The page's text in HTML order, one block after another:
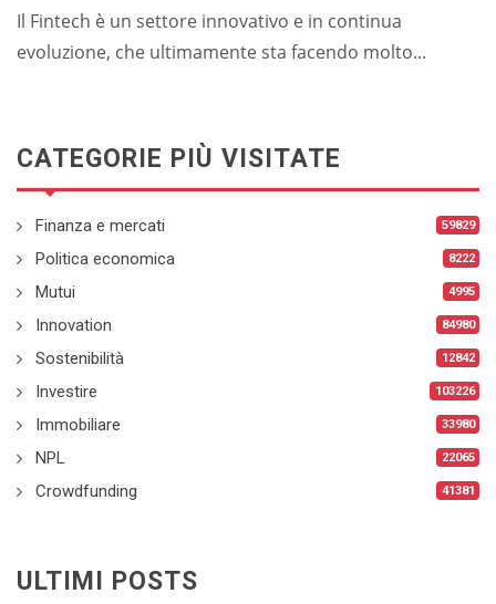
Il Fintech è un settore innovativo e in continua
evoluzione, che ultimamente sta facendo molto...
CATEGORIE PIÙ VISITATE
Finanza e mercati 59829
Politica economica 8222
Mutui 4995
Innovation 84980
Sostenibilità 12842
Investire 103226
Immobiliare 33980
NPL 22065
Crowdfunding 41381
ULTIMI POSTS